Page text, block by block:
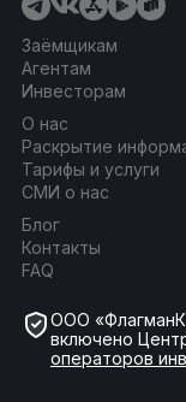
Заёмщикам
Агентам
Инвесторам
О нас
Раскрытие
Тарифы и услуги
СМИ о нас
Блог
Контакты
FAQ
ООО
включено
операторов